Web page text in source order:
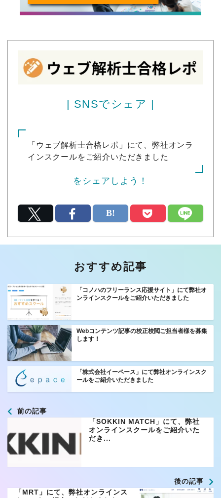
| SNSでシェア |
「ウェブ解析士合格レポ」にて、弊社オンラ
インスクールをご紹介いただきました
をシェアしよう！
おすすめ記事
「コノハのフリーランス応援サイト」にて弊社オ
ンラインスクールをご紹介いただきました
Webコンテンツ記事の校正校閲ご担当者様を募集
します！
「株式会社イーペース」にて弊社オンラインスク
ールをご紹介いただきました
前の記事
「SOKKIN MATCH」にて、弊社
オンラインスクールをご紹介いた
だき...
後の記事
「MRT」にて、弊社オンラインス